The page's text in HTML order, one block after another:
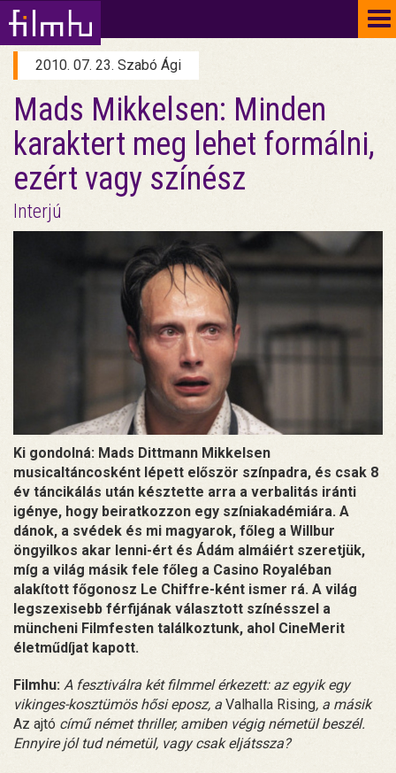
2010. 07. 23. Szabó Ági
Mads Mikkelsen: Minden
karaktert meg lehet formálni,
ezért vagy színész
Interjú
Ki gondolná: Mads Dittmann Mikkelsen
musicaltáncosként lépett először színpadra, és csak 8
év táncikálás után késztette arra a verbalitás iránti
igénye, hogy beiratkozzon egy színiakadémiára. A
dánok, a svédek és mi magyarok, főleg a Willbur
öngyilkos akar lenni-ért és Ádám almáiért szeretjük,
míg a világ másik fele főleg a Casino Royaléban
alakított főgonosz Le Chiffre-ként ismer rá. A világ
legszexisebb férfijának választott színésszel a
müncheni Filmfesten találkoztunk, ahol CineMerit
életműdíjat kapott.
Filmhu: A fesztiválra két filmmel érkezett: az egyik egy
vikinges-kosztümös hősi eposz, a Valhalla Rising, a másik
Az ajtó című német thriller, amiben végig németül beszél.
Ennyire jól tud németül, vagy csak eljátssza?